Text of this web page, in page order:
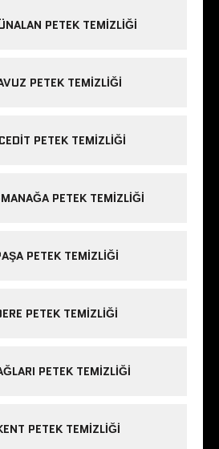
PETEK TEMIZLIĞI
PETEK TEMIZLIĞI
PETEK TEMIZLIĞI
PETEK TEMIZLIĞI
PETEK TEMIZLIĞI
PETEK TEMIZLIĞI
PETEK TEMIZLIĞI
PETEK TEMIZLIĞI